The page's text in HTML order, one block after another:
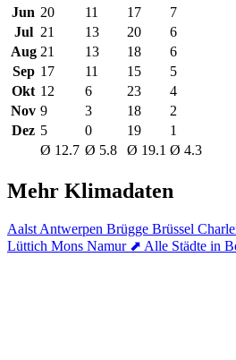
Jun 20 11 17
7
Jul 21 13 20
6
Aug 21 13 18
6
Sep 17 11 15
5
Okt 12 6 23
4
Nov 9 3 18
2
Dez 5 0 19
1
Ø 12.7 Ø 5.8 Ø 19.1 Ø 4.3
Mehr Klimadaten
Aalst Antwerpen Brügge Brüssel
Lüttich Mons Namur ⬈ Alle Städte in